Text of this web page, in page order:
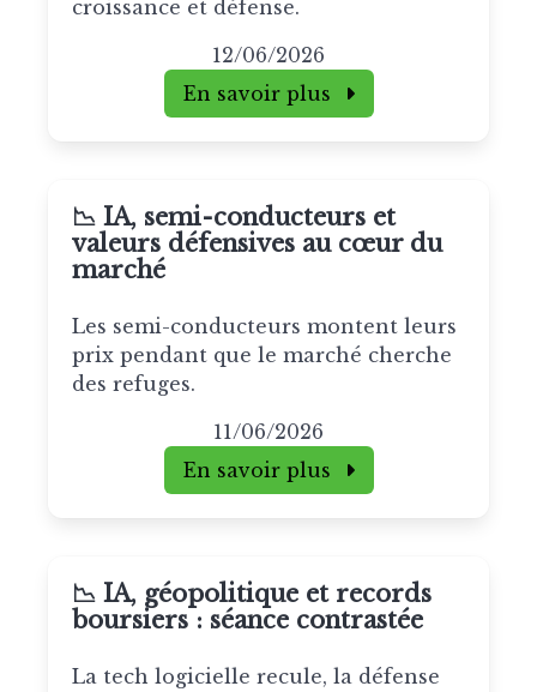
croissance et défense.
12/06/2026
En savoir plus
📉 IA, semi-conducteurs et
valeurs défensives au cœur du
marché
Les semi-conducteurs montent leurs
prix pendant que le marché cherche
des refuges.
11/06/2026
En savoir plus
📉 IA, géopolitique et records
boursiers : séance contrastée
La tech logicielle recule, la défense